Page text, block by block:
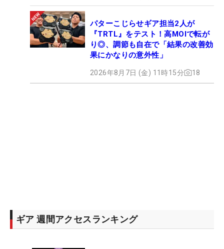
パターこじらせギア担当2人が
『TRTL』をテスト！高MOIで転が
り◎、調節も自在で「結果の改善効
果にかなりの意外性」
2026年8月7日 (金) 11時15分 18
ギア 週間アクセスランキング